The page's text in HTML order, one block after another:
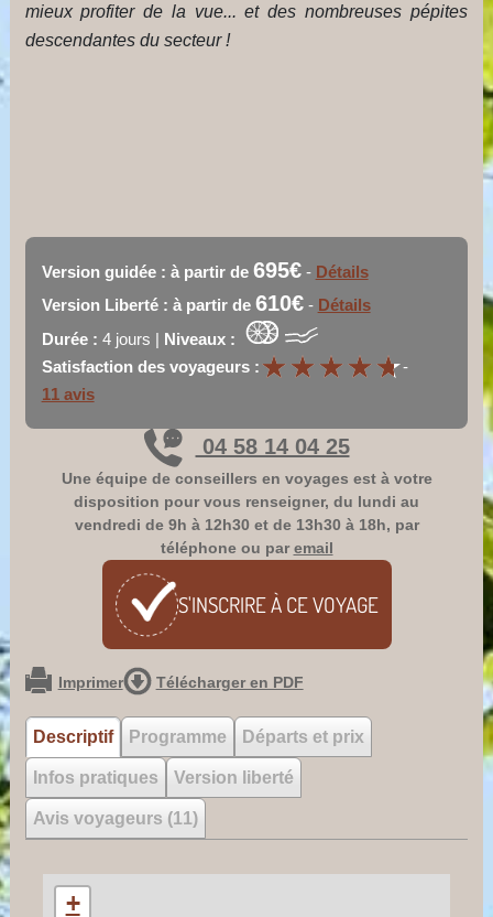
mieux profiter de la vue... et des nombreuses pépites
descendantes du secteur !
Version guidée : à partir de 695€- Détails
Version Liberté : à partir de 610€- Détails
Durée : 4 jours | Niveaux :
Satisfaction des voyageurs :★
★★
★★
★★
★★
★-
11 avis
04 58 14 04 25
Une équipe de conseillers en voyages est à votre
disposition pour vous renseigner, du lundi au
vendredi de 9h à 12h30 et de 13h30 à 18h, par
téléphone ou paremail
S'INSCRIRE À CEVOYAGE
Imprimer Télécharger en PDF
Descriptif Programme Départs et prix
Infos pratiques Version liberté
Avis voyageurs (11)
+